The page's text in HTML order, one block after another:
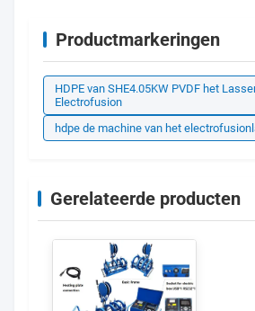
Productmarkeringen
HDPE van SHE4.05KW PVDF het
Electrofusion
hdpe de machine van het
Gerelateerde producten